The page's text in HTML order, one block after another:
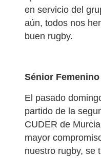
en servicio del
aún, todos nos
buen rugby.
Sénior Femenino
El pasado
partido de la
CUDER de
mayor
nuestro rugby, se